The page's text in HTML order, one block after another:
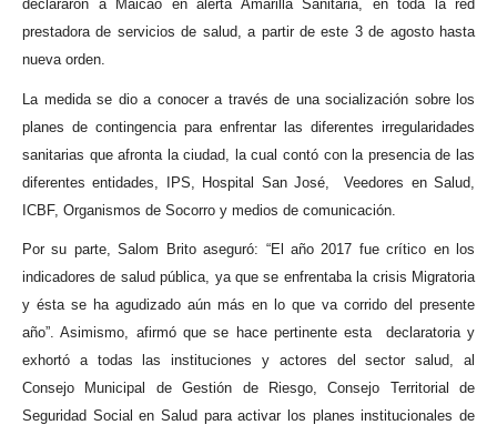
declararon a Maicao en alerta Amarilla Sanitaria, en toda la red
prestadora de servicios de salud, a partir de este 3 de agosto hasta
nueva orden.
La medida se dio a conocer a través de una socialización sobre los
planes de contingencia para enfrentar las diferentes irregularidades
sanitarias que afronta la ciudad, la cual contó con la presencia de las
diferentes entidades, IPS, Hospital San José,
Veedores en Salud,
ICBF, Organismos de Socorro y medios de comunicación.
Por su parte, Salom Brito aseguró: “El año 2017 fue crítico en los
indicadores de salud pública, ya que se enfrentaba la crisis Migratoria
y ésta se ha agudizado aún más en lo que va corrido del presente
año”. Asimismo, afirmó que se hace pertinente esta
declaratoria y
exhortó a todas las instituciones y actores del sector salud, al
Consejo Municipal de Gestión de Riesgo, Consejo Territorial de
Seguridad Social en Salud para activar los planes institucionales de